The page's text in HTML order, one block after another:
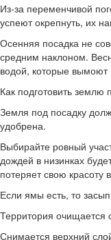
Из-за переменчивой
успеют окрепнуть, их
Осенняя посадка не
средним наклоном.
водой, которые вымоют
Как подготовить землю
Земля под посадку
удобрена.
Выбирайте ровный
дождей в низинках
потеряет свою красоту
Если ямы есть, то
Территория очищается
Снимается верхний